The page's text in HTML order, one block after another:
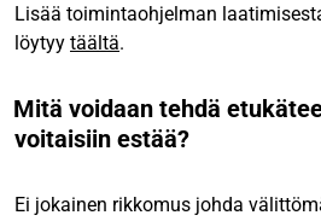
Lisää toimintaohjelman
löytyy täältä.
Mitä voidaan tehdä
voitaisiin estää?
Ei jokainen rikkomus johda